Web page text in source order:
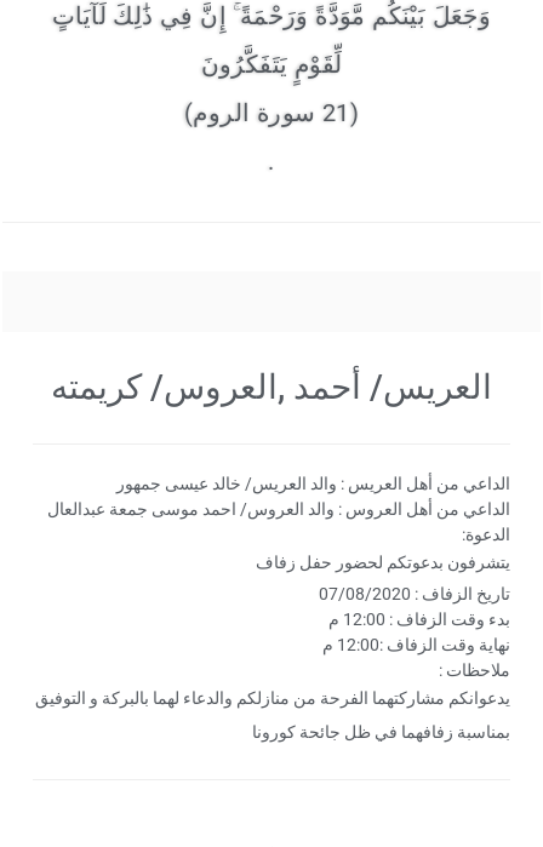
وَجَعَلَ بَيْنَكُم مَّوَدَّةً وَرَحْمَةً ۚ إِنَّ فِي ذَٰلِكَ لَآيَاتٍ
لِّقَوْمٍ يَتَفَكَّرُونَ
(21 سورة الروم)
.
العريس/ أحمد ,العروس/ كريمته
الداعي من أهل العريس : والد العريس/ خالد عيسى جمهور
الداعي من أهل العروس : والد العروس/ احمد موسى جمعة عبدالعال
الدعوة:
يتشرفون بدعوتكم لحضور حفل زفاف
تاريخ الزفاف : 07/08/2020
بدء وقت الزفاف : 12:00 م
نهاية وقت الزفاف :12:00 م
ملاحظات :
يدعوانكم مشاركتهما الفرحة من منازلكم والدعاء لهما بالبركة و التوفيق
بمناسبة زفافهما في ظل جائحة كورونا